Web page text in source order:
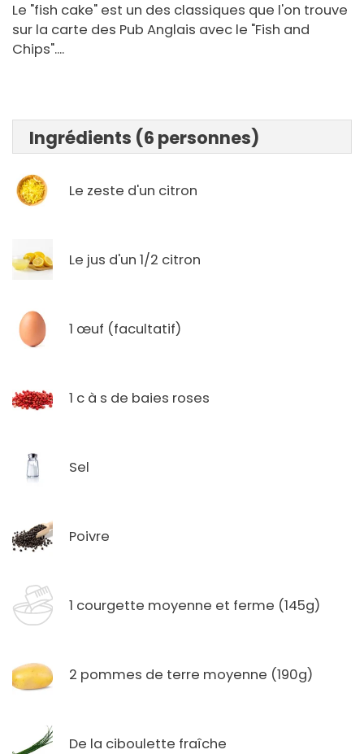
Le "fish cake" est un des classiques que l'on trouve
sur la carte des Pub Anglais avec le "Fish and
Chips"....
Ingrédients (6 personnes)
Le zeste d'un citron
Le jus d'un 1/2 citron
1 œuf (facultatif)
1 c à s de baies roses
Sel
Poivre
1 courgette moyenne et ferme (145g)
2 pommes de terre moyenne (190g)
De la ciboulette fraîche